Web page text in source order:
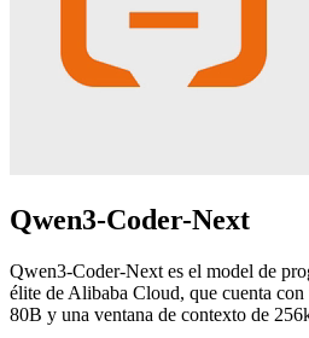
Qwen3-Coder-Next
Qwen3-Coder-Next es el model de
élite de Alibaba Cloud, que cuenta
80B y una ventana de contexto de